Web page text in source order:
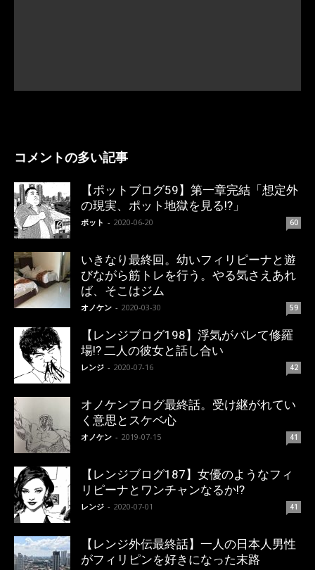
コメントの多い記事
【ポットブログ59】第一章完結「想定外
の現実、ポット地獄を見る!?」
ポット - 2020-06-20 60
いきなり最終回。幼いフィリピーナと遊
びながら筋トレを行う。やる気さえあれ
ば、そこはジム
オノケン - 2020-03-30 59
【レンジブログ198】浮気がバレて修羅
場!? 二人の彼女と話し合い
レンジ - 2020-07-16 42
オノケンブログ最終話。受け継がれてい
く意思とスケベ心
オノケン - 2019-07-15 41
【レンジブログ187】女優のようなフィ
リピーナとワンチャンなるか!?
レンジ - 2020-07-01 41
【レンジ外伝最終話】一人の日本人男性
がフィリピンを好きになった末路